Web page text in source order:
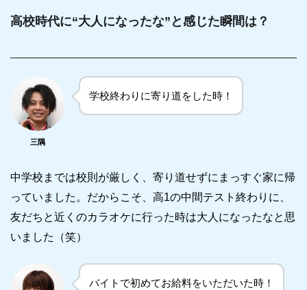
高校時代に“大人になったな”と感じた瞬間は？
三隅
学校終わりに寄り道をした時！
中学校までは校則が厳しく、寄り道せずにまっすぐ家に帰
っていました。だからこそ、高1の中間テスト終わりに、
友だちと近くのカラオケに行った時は大人になったなと思
いました（笑）
バイトで初めてお給料をいただいた時！